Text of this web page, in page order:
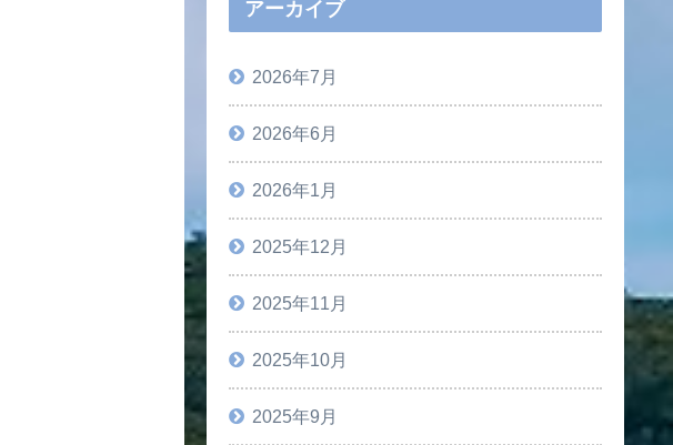
アーカイブ
2026年7月
2026年6月
2026年1月
2025年12月
2025年11月
2025年10月
2025年9月